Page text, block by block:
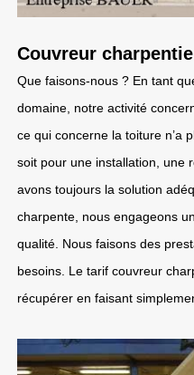
Couvreur
Que faisons-nous ? En tant
domaine, notre activité
ce qui concerne la toiture n’a
soit pour une installation, une
avons toujours la solution
charpente, nous engageons
qualité. Nous faisons des
besoins. Le tarif couvreur
récupérer en faisant